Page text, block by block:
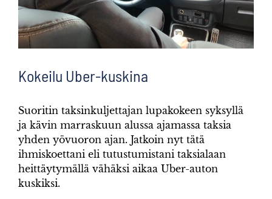
Kokeilu Uber-kuskina
Suoritin taksinkuljettajan lupakokeen syksyllä
ja kävin marraskuun alussa ajamassa taksia
yhden yövuoron ajan. Jatkoin nyt tätä
ihmiskoettani eli tutustumistani taksialaan
heittäytymällä vähäksi aikaa Uber-auton
kuskiksi.